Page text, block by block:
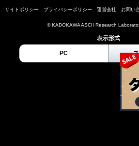
サイトポリシー プライバシーポリシー 運営会社 お問い
© KADOKAWA ASCII Research
表示形式
PC